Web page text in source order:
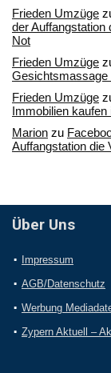
Frieden Umzüge
der Auffangstation
Not
Frieden Umzüge
Gesichtsmassage
Frieden Umzüge
Immobilien
Marion zu
Auffangstation die
Über Uns
Impressum
AGB/Datenschutz
Werbung
Zypern Aktuell –